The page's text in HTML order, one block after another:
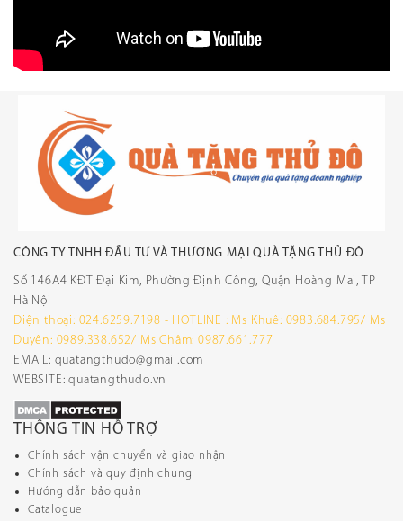
CÔNG TY TNHH ĐẦU TƯ VÀ THƯƠNG MẠI QUÀ TẶNG THỦ ĐÔ
Số 146A4 KĐT Đại Kim, Phường Định Công, Quận Hoàng Mai, TP
Hà Nội
Điện thoại: 024.6259.7198 - HOTLINE : Ms Khuê: 0983.684.795/ Ms
Duyên: 0989.338.652/ Ms Châm: 0987.661.777
EMAIL: quatangthudo@gmail.com
WEBSITE: quatangthudo.vn
THÔNG TIN HỖ TRỢ
Chính sách vận chuyển và giao nhận
Chính sách và quy định chung
Hướng dẫn bảo quản
Catalogue